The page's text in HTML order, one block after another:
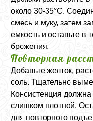
около 30-35°C.
смесь и муку, затем
емкость и оставьте в
брожения.
Повторная
Добавьте желток,
соль. Тщательно
Консистенция должна
слишком плотной.
для повторного